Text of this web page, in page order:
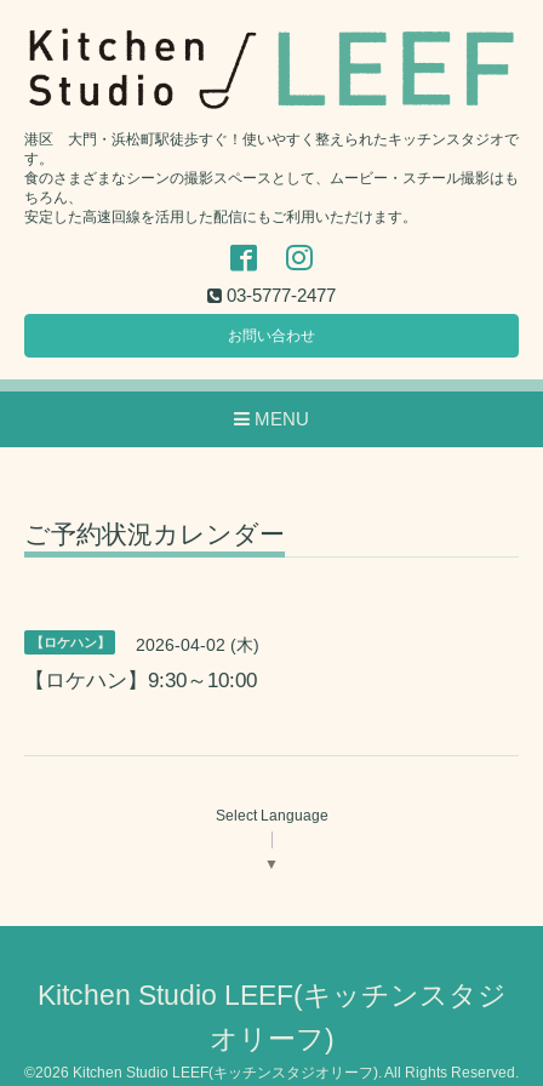
港区 大門・浜松町駅徒歩すぐ！使いやすく整えられたキッチンスタジオで
す。
食のさまざまなシーンの撮影スペースとして、ムービー・スチール撮影はも
ちろん、
安定した高速回線を活用した配信にもご利用いただけます。
03-5777-2477
お問い合わせ
MENU
ご予約状況カレンダー
【ロケハン】 2026-04-02 (木)
【ロケハン】9:30～10:00
Select Language
▼
Kitchen Studio LEEF(キッチンスタジ
オリーフ)
©2026 Kitchen Studio LEEF(キッチンスタジオリーフ) . All Rights Reserved.